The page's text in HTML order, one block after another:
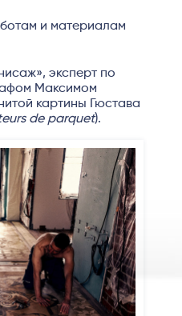
и материалам
эксперт по
Максимом
картины Гюстава
de parquet).